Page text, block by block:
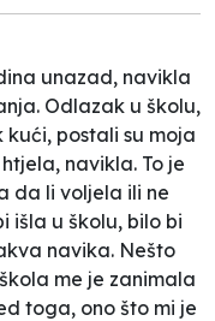
unazad, navikla
Odlazak u školu,
postali su moja
navikla. To je
da li voljela ili ne
išla u školu, bilo bi
navika. Nešto
me je zanimala
toga, ono što mi je